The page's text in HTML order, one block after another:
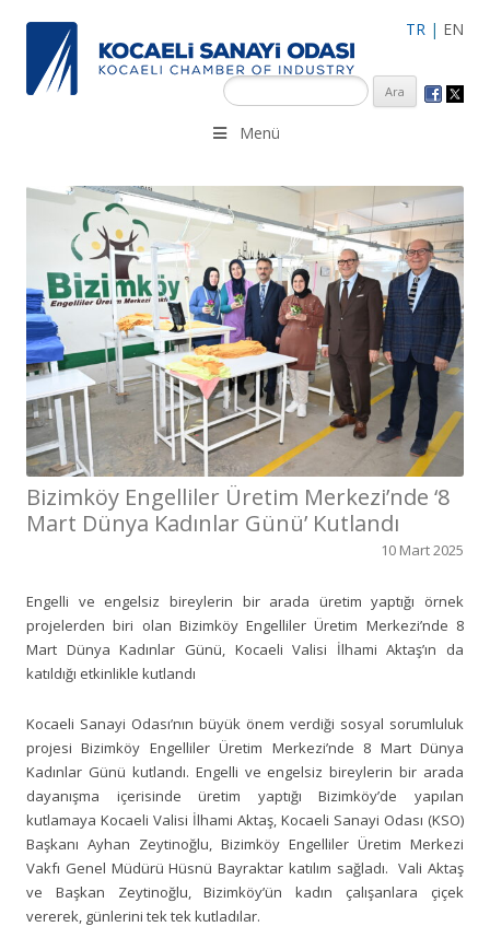
TR | EN
KSO 3500’ü aşkın sanayi kuruluşuna uzman çalışanları ile İzmit
Merkez, Çayırova, Dilovası, Gebze ve İMES OSB’deki ofisleri ile
Menü
Bizimköy Engelliler Üretim Merkezi’nde ‘8
Mart Dünya Kadınlar Günü’ Kutlandı
10 Mart 2025
Engelli ve engelsiz bireylerin bir arada üretim yaptığı örnek
projelerden biri olan Bizimköy Engelliler Üretim Merkezi’nde 8
Mart Dünya Kadınlar Günü, Kocaeli Valisi İlhami Aktaş’ın da
katıldığı etkinlikle kutlandı
Kocaeli Sanayi Odası’nın büyük önem verdiği sosyal sorumluluk
projesi Bizimköy Engelliler Üretim Merkezi’nde 8 Mart Dünya
Kadınlar Günü kutlandı. Engelli ve engelsiz bireylerin bir arada
dayanışma içerisinde üretim yaptığı Bizimköy’de yapılan
kutlamaya Kocaeli Valisi İlhami Aktaş, Kocaeli Sanayi Odası (KSO)
Başkanı Ayhan Zeytinoğlu, Bizimköy Engelliler Üretim Merkezi
Vakfı Genel Müdürü Hüsnü Bayraktar katılım sağladı. Vali Aktaş
ve Başkan Zeytinoğlu, Bizimköy’ün kadın çalışanlara çiçek
vererek, günlerini tek tek kutladılar.